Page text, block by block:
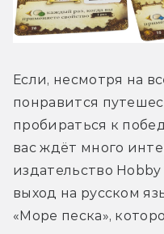
Если, несмотря на
понравится
пробираться к
вас ждёт много
издательство
выход на русском
«Море песка»,